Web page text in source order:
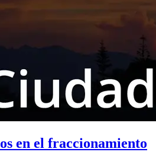
en el fraccionamiento